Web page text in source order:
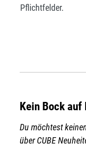
Pflichtfelder.
Kein Bock auf
Du möchtest
über CUBE